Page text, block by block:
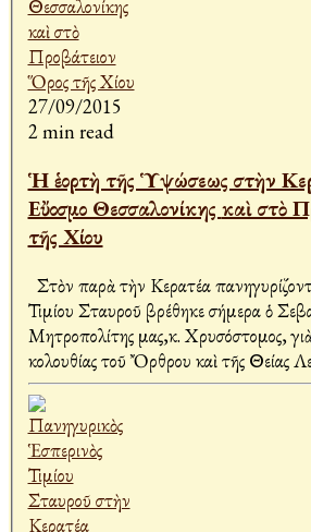
27/09/2015
2 min read
Ἡ ἑορτὴ τῆς Ὑψώσεως στὴν
Εὔοσμο Θεσσαλονίκης καὶ στὸ Προβάτειον Ὅρος
τῆς Χίου
Στὸν παρὰ τὴν Κερατέα
Τιμίου Σταυροῦ βρέθηκε σήμερα ὁ
Μητροπολίτης μας,κ. Χρυσόστομος,
Ἀκολουθίας τοῦ Ὄρθρου καὶ τῆς Θείας